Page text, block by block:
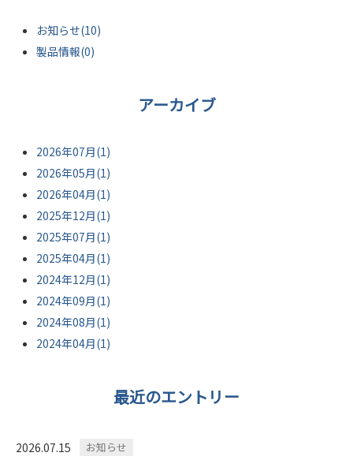
お知らせ(10)
製品情報(0)
アーカイブ
2026年07月(1)
2026年05月(1)
2026年04月(1)
2025年12月(1)
2025年07月(1)
2025年04月(1)
2024年12月(1)
2024年09月(1)
2024年08月(1)
2024年04月(1)
最近のエントリー
2026.07.15 お知らせ